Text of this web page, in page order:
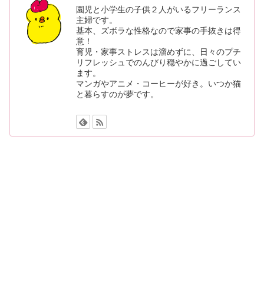
)
園児と小学生の子供２人がいるフリーランス
主婦です。
基本、ズボラな性格なので家事の手抜きは得
意！
育児・家事ストレスは溜めずに、日々のプチ
リフレッシュでのんびり穏やかに過ごしてい
ます。
マンガやアニメ・コーヒーが好き。いつか猫
と暮らすのが夢です。